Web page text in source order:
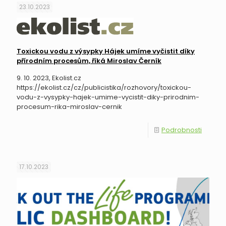
23.10.2023
Toxickou vodu z výsypky Hájek umíme vyčistit díky
přírodním procesům, říká Miroslav Černík
9. 10. 2023, Ekolist.cz
https://ekolist.cz/cz/publicistika/rozhovory/toxickou-
vodu-z-vysypky-hajek-umime-vycistit-diky-prirodnim-
procesum-rika-miroslav-cernik
Podrobnosti
17.10.2023